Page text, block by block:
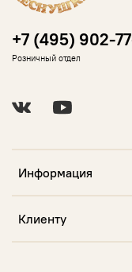
Информация
Клиенту
+7 (495) 902-
Розничный отдел